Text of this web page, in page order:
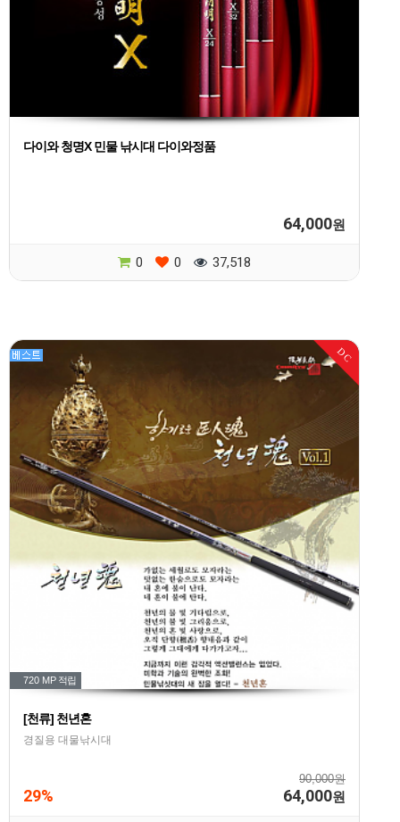
다이와 청명X 민물 낚시대 다이와정품
64,000원
0 0 37,518
DC
720 MP 적립
[천류] 천년혼
경질용 대물낚시대
90,000원
29% 64,000원